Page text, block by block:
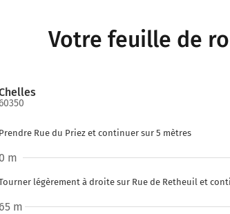
Votre feuille de
Rue du Priez et continuer sur 5 mètres
légèrement à droite sur Rue de Retheuil et
m
m